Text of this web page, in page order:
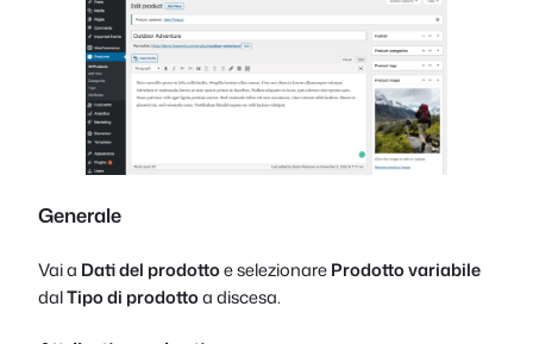
Generale
Vai a Dati del prodottoe selezionareProdotto variabile
dalTipo di prodottoa discesa.